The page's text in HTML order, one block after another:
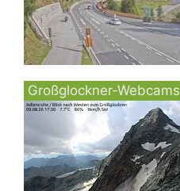
Großglockner-Webcams